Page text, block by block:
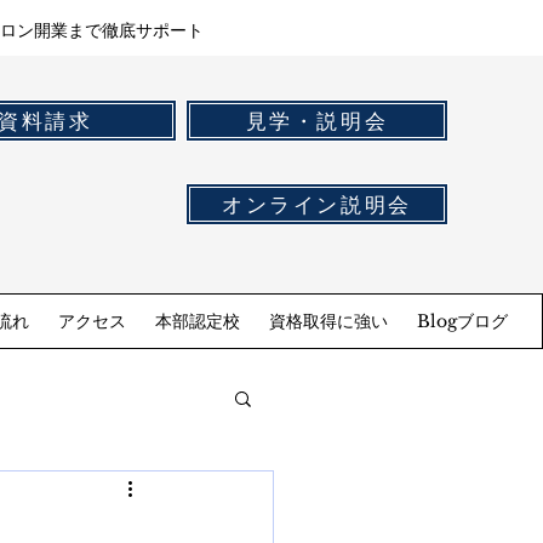
ン開業まで徹底サポート
料請求 見学・説明会
オンライン説明会
れ アクセス 本部認定校 資格取得に強い Blogブログ